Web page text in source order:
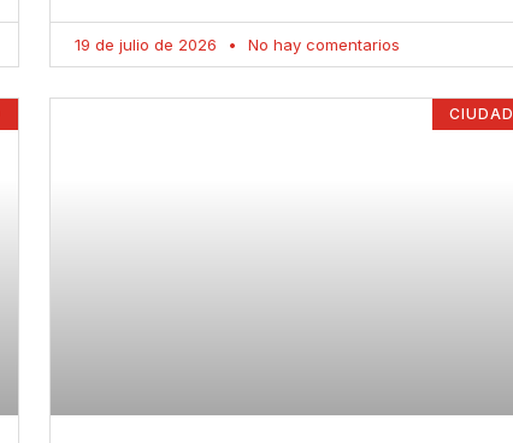
19 de julio de 2026 No hay comentarios
CIUDAD